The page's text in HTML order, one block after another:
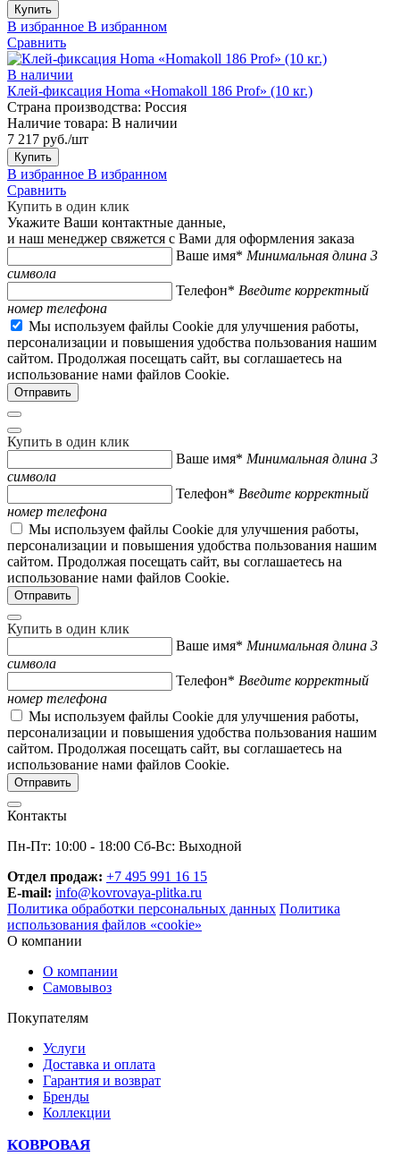
Купить
В избранное В избранном
Сравнить
В наличии
Клей-фиксация Homa «Homakoll 186 Prof» (10 кг.)
Страна производства: Россия
Наличие товара: В наличии
7 217 руб./шт
Купить
В избранное В избранном
Сравнить
Купить в один клик
Укажите Ваши контактные данные,
и наш менеджер свяжется с Вами для оформления заказа
Ваше имя* Минимальная длина 3
символа
Телефон* Введите корректный
номер телефона
Мы используем файлы Cookie для улучшения работы,
персонализации и повышения удобства пользования нашим
сайтом. Продолжая посещать сайт, вы соглашаетесь на
использование нами файлов Cookie.
Купить в один клик
Ваше имя* Минимальная длина 3
символа
Телефон* Введите корректный
номер телефона
Мы используем файлы Cookie для улучшения работы,
персонализации и повышения удобства пользования нашим
сайтом. Продолжая посещать сайт, вы соглашаетесь на
использование нами файлов Cookie.
Купить в один клик
Ваше имя* Минимальная длина 3
символа
Телефон* Введите корректный
номер телефона
Мы используем файлы Cookie для улучшения работы,
персонализации и повышения удобства пользования нашим
сайтом. Продолжая посещать сайт, вы соглашаетесь на
использование нами файлов Cookie.
Контакты
Пн-Пт: 10:00 - 18:00 Сб-Вс: Выходной
Отдел продаж: +7 495 991 16 15
E-mail: info@kovrovaya-plitka.ru
Политика обработки персональных данных Политика
использования файлов «cookie»
О компании
О компании
Самовывоз
Покупателям
Услуги
Доставка и оплата
Гарантия и возврат
Бренды
Коллекции
КОВРОВАЯ